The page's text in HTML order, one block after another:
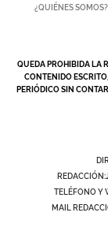
PROVINCIA
¿QUIÉNES SOMOS?
QUEDA PROHIBIDA LA
CONTENIDO
PERIÓDICO SIN
REDACCIÓN:
TELÉFONO Y
MAIL